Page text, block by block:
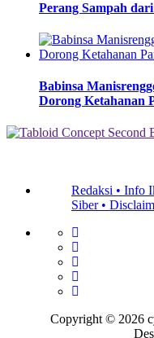
Perang Sampah
Babinsa
Dorong Ketahanan
Redaksi • Info
Siber •
Copyright © 2026